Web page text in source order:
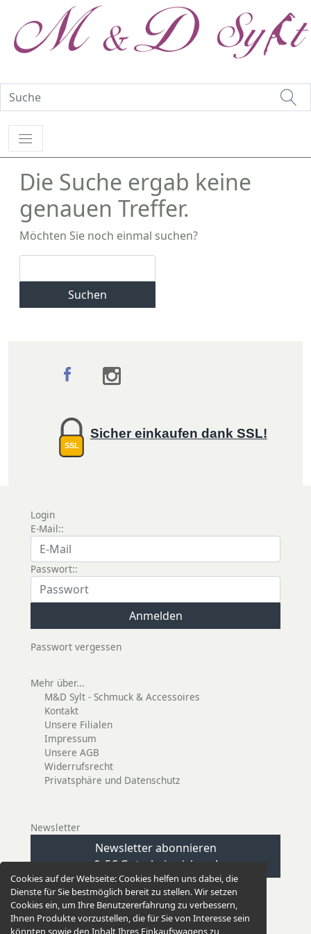
Cookies auf der Webseite:Cookies helfen uns dabei, die
Dienste für Sie bestmöglich bereit zu stellen. Wir setzen
Cookies ein, um Ihre Benutzererfahrung zu verbessern,
Ihnen Produkte vorzustellen, die für Sie von Interesse sein
Die Suche ergab keine
genauen Treffer.
Möchten Sie noch einmal suchen?
Suchen
SSL
Sicher einkaufen dank SSL!
Login
E-Mail::
Passwort::
Passwort vergessen
Mehr über...
M&D Sylt - Schmuck & Accessoires
Kontakt
Unsere Filialen
Impressum
Unsere AGB
Widerrufsrecht
Privatsphäre und Datenschutz
Newsletter
Newsletter abonnieren
& 5€ Gutschein sichern!